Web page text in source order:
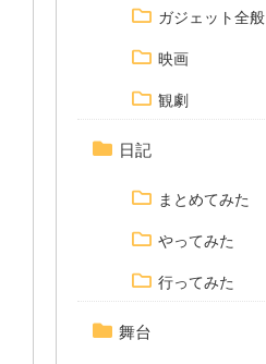
ガジェット全般
映画
観劇
日記
まとめてみた
やってみた
行ってみた
舞台